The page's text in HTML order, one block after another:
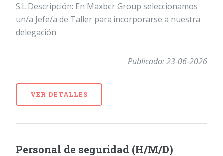
S.L.Descripción: En Maxber Group seleccionamos
un/a Jefe/a de Taller para incorporarse a nuestra
delegación
Publicado: 23-06-2026
VER DETALLES
Personal de seguridad (H/M/D)